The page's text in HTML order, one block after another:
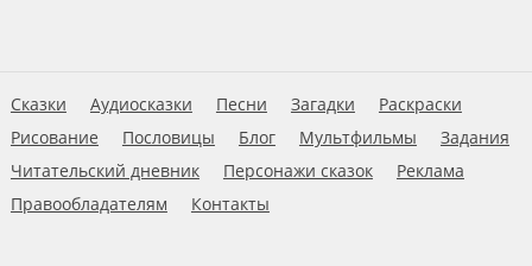
Сказки Аудиосказки Песни Загадки
Раскраски
Рисование
Пословицы Блог Мультфильмы
Задания
Читательский дневник
Персонажи сказок
Реклама
Правообладателям
Контакты